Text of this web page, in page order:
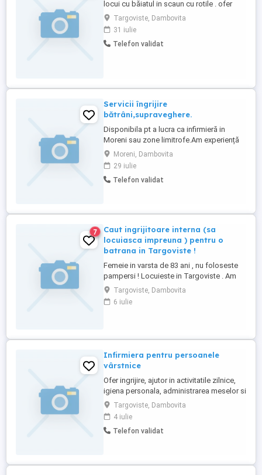
locui cu băiatul in scaun cu rotile . ofer
salariu de 2500 lei de la primărie și carte
de muncă pentru mai multe detalii la
telefon
Targoviste, Dambovita
31 iulie
Telefon validat
Servicii îngrijire
bătrâni,supraveghere.
Disponibila pt a lucra ca infirmieră in
Moreni sau zone limitrofe.Am experiență
și seriozitate.Tel.
Moreni, Dambovita
29 iulie
Telefon validat
7
Caut ingrijitoare interna (sa
locuiasca impreuna ) pentru o
batrana in Targoviste !
Femeie in varsta de 83 ani , nu foloseste
pampersi ! Locuieste in Targoviste . Am
nevoie pentru : ajutor la igiena personala
si imbracare , administrare medicamente
conf indicatiilor , pregatirea mesei ,
mediu respectuos ...
Targoviste, Dambovita
6 iulie
Infirmiera pentru persoanele
vârstnice
Ofer ingrijire, ajutor in activitatile zilnice,
igiena personala, administrarea meselor si
companie. Sunt o persoana serioasa,
responsabila si empatica. Am experienta
in domeniu de 20 de ani, in regim intern.
Disponibilitate imediata. Pentru mai multe
Targoviste, Dambovita
4 iulie
Telefon validat